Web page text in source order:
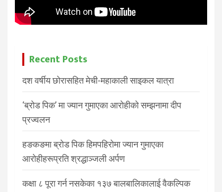
Recent Posts
दश वर्षीय छोरासहित मेची-महाकाली साइकल यात्रा
‘ब्रोड पिक’ मा ज्यान गुमाएका आरोहीको सम्झनामा दीप
प्रज्वलन
हङकङमा ब्रोड पिक हिमपहिरोमा ज्यान गुमाएका
आरोहीहरूप्रति श्रद्धाञ्जली अर्पण
कक्षा ८ पूरा गर्न नसकेका १३७ बालबालिकालाई वैकल्पिक